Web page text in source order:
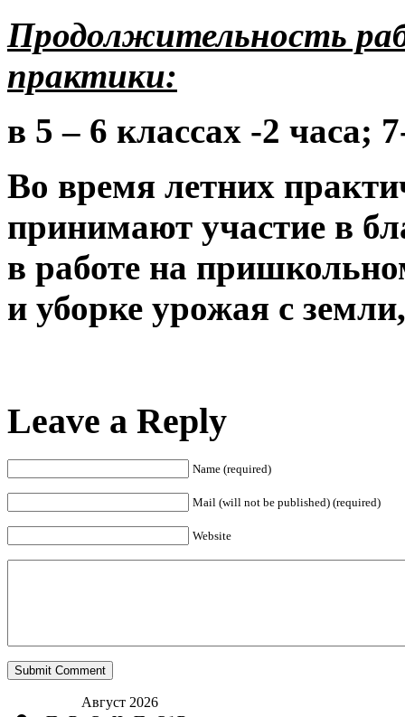
Продолжительность
практики:
в 5 – 6 классах -2 часа;
Во время летних
принимают участие в
в работе на
и уборке урожая с
Leave a Reply
Name (required)
Mail (will not be published) (required)
Website
Август 2026